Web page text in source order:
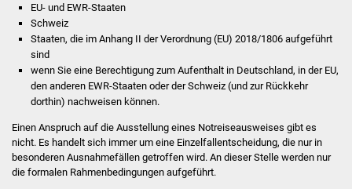
Partnerstädte
Projekte
Schulentwicklung Bizet
EU- und EWR-Staaten
Schweiz
Staaten, die im Anhang II der Verordnung (EU) 2018/1806 aufgeführt
sind
wenn Sie eine Berechtigung zum Aufenthalt in Deutschland, in der EU,
den anderen EWR-Staaten oder der Schweiz (und zur Rückkehr
dorthin) nachweisen können.
Einen Anspruch auf die Ausstellung eines Notreiseausweises gibt es
nicht. Es handelt sich immer um eine Einzelfallentscheidung, die nur in
besonderen Ausnahmefällen getroffen wird. An dieser Stelle werden nur
die formalen Rahmenbedingungen aufgeführt.